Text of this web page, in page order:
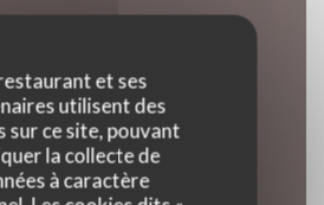
et ses
utilisent des
sur ce site, pouvant
la collecte de
à caractère